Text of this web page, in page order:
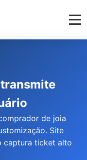
de joia
Site
captura ticket alto